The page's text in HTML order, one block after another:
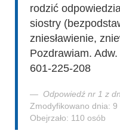
rodzić
siostry
zniesławienie,
Pozdrawiam.
601-225-208
Odpowiedź nr 1 z
Zmodyfikowano dnia:
Obejrzało: 110 osób